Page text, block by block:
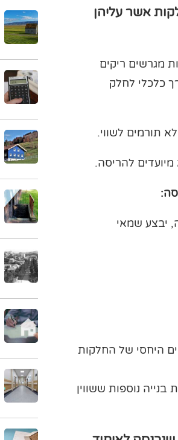
אשר עליהן
מגרשים ריקים
כלכלי לחלק
תורמים לשווי.
להריסה.
יבצע שמאי
היחסי של החלקות
נוספות ששווין